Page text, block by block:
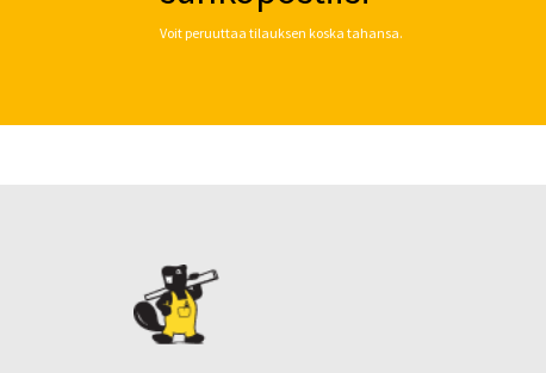
Voit peruuttaa tilauksen koska tahansa.